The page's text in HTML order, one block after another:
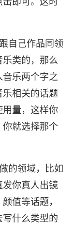
自己作品同领
类的，那么
乐两个字之
相关的话题
量，这样你
就选择那个
的领域，比如
你真人出镜
值等话题，
什么类型的